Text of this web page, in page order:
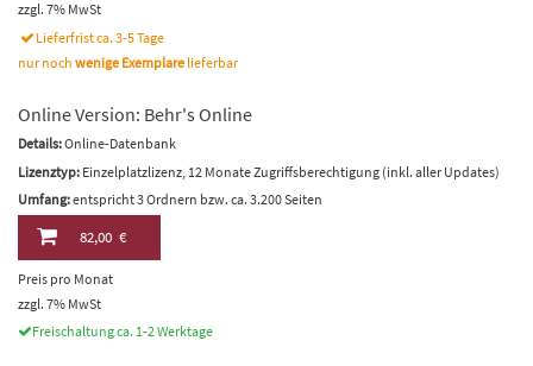
zzgl. 7% MwSt
Lieferfrist ca. 3-5 Tage
nur noch wenige Exemplare lieferbar
Online Version: Behr's Online
Details:Online-Datenbank
Lizenztyp: Einzelplatzlizenz, 12 Monate Zugriffsberechtigung (inkl. aller Updates)
Umfang:entspricht 3 Ordnern bzw. ca. 3.200 Seiten
82,00 €
Preis pro Monat
zzgl. 7% MwSt
Freischaltung ca. 1-2 Werktage